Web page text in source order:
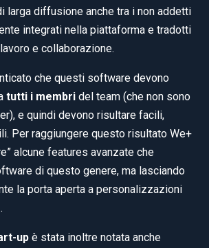
larga diffusione anche tra i non addetti
integrati nella piattaforma e tradotti
e collaborazione.
che questi software devono
tutti i membri del team (che non sono
e quindi devono risultare facili,
Per raggiungere questo risultato We+
alcune features avanzate che
di questo genere, ma lasciando
la porta aperta a personalizzazioni
up è stata inoltre notata anche